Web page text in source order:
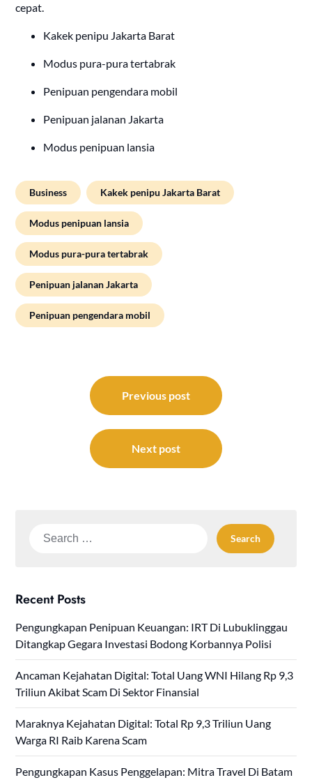
cepat.
Kakek penipu Jakarta Barat
Modus pura-pura tertabrak
Penipuan pengendara mobil
Penipuan jalanan Jakarta
Modus penipuan lansia
Business Kakek penipu Jakarta Barat
Modus penipuan lansia
Modus pura-pura tertabrak
Penipuan jalanan Jakarta
Penipuan pengendara mobil
navigation
Previous post
Next post
Search
Recent Posts
Pengungkapan Penipuan Keuangan: IRT Di Lubuklinggau
Ditangkap Gegara Investasi Bodong Korbannya Polisi
Ancaman Kejahatan Digital: Total Uang WNI Hilang Rp 9,3
Triliun Akibat Scam Di Sektor Finansial
Maraknya Kejahatan Digital: Total Rp 9,3 Triliun Uang
Warga RI Raib Karena Scam
Pengungkapan Kasus Penggelapan: Mitra Travel Di Batam